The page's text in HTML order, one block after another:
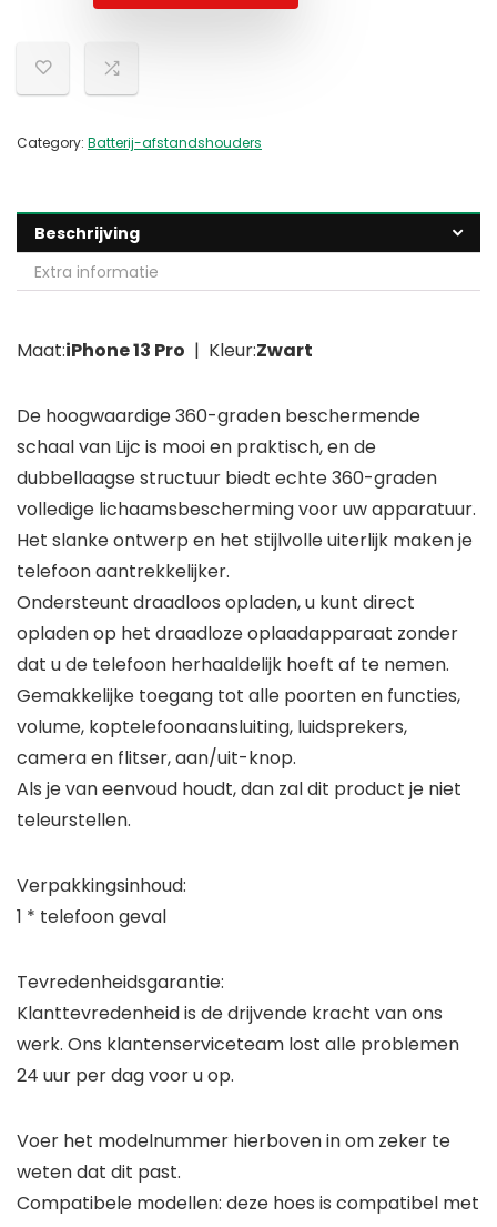
Category: Batterij-afstandshouders
Beschrijving
Extra informatie
Maat:iPhone 13 Pro | Kleur:Zwart
De hoogwaardige 360-graden beschermende
schaal van Lijc is mooi en praktisch, en de
dubbellaagse structuur biedt echte 360-graden
volledige lichaamsbescherming voor uw apparatuur.
Het slanke ontwerp en het stijlvolle uiterlijk maken je
telefoon aantrekkelijker.
Ondersteunt draadloos opladen, u kunt direct
opladen op het draadloze oplaadapparaat zonder
dat u de telefoon herhaaldelijk hoeft af te nemen.
Gemakkelijke toegang tot alle poorten en functies,
volume, koptelefoonaansluiting, luidsprekers,
camera en flitser, aan/uit-knop.
Als je van eenvoud houdt, dan zal dit product je niet
teleurstellen.
Verpakkingsinhoud:
1 * telefoon geval
Tevredenheidsgarantie:
Klanttevredenheid is de drijvende kracht van ons
werk. Ons klantenserviceteam lost alle problemen
24 uur per dag voor u op.
Voer het modelnummer hierboven in om zeker te
weten dat dit past.
Compatibele modellen: deze hoes is compatibel met